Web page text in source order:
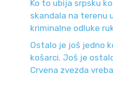
Ko to ubija srpsku
skandala na terenu
kriminalne odluke
Ostalo je još jedno
košarci. Još je
Crvena zvezda